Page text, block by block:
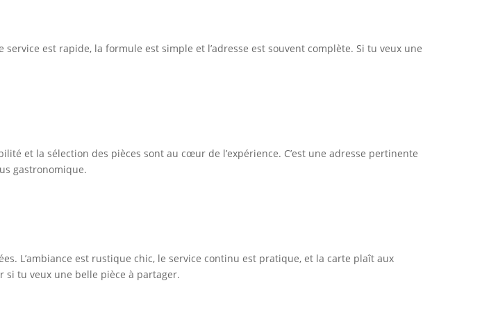
est rapide, la formule est simple et l’adresse est souvent complète. Si tu veux une
et la sélection des pièces sont au cœur de l’expérience. C’est une adresse pertinente
gastronomique.
L’ambiance est rustique chic, le service continu est pratique, et la carte plaît aux
si tu veux une belle pièce à partager.